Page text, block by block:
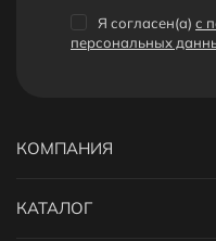
Я согласен(a) с
персональных
КОМПАНИЯ
КАТАЛОГ